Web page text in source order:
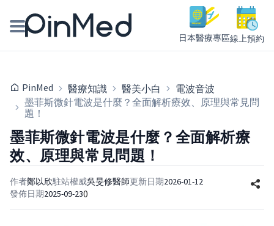
日本醫療專區線上預約
醫師專欄專訪
健康主題館
我是醫療人員
PinMed 醫療知識 醫美小白
電波音波
墨菲斯微針電波是什麼？全面解析療效、原理與常見問
題！
墨菲斯微針電波是什麼？全面解析療
效、原理與常見問題！
作者鄭以欣駐站權威吳旻修醫師更新日期2026-01-12
發佈日期2025-09-230